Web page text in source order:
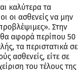
καλύτερα τα
οι ασθενείς να μην
Στην
αφορά περίπου 50
τα περιστατικά σε
ασθενείς, είτε σε
του τέλους της